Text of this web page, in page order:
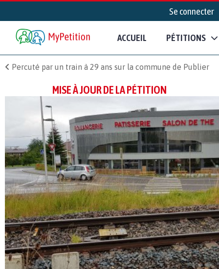
Se connecter
ACCUEIL PÉTITIONS
Percuté par un train à 29 ans sur la commune de Publier
MISE À JOUR DE LA PÉTITION